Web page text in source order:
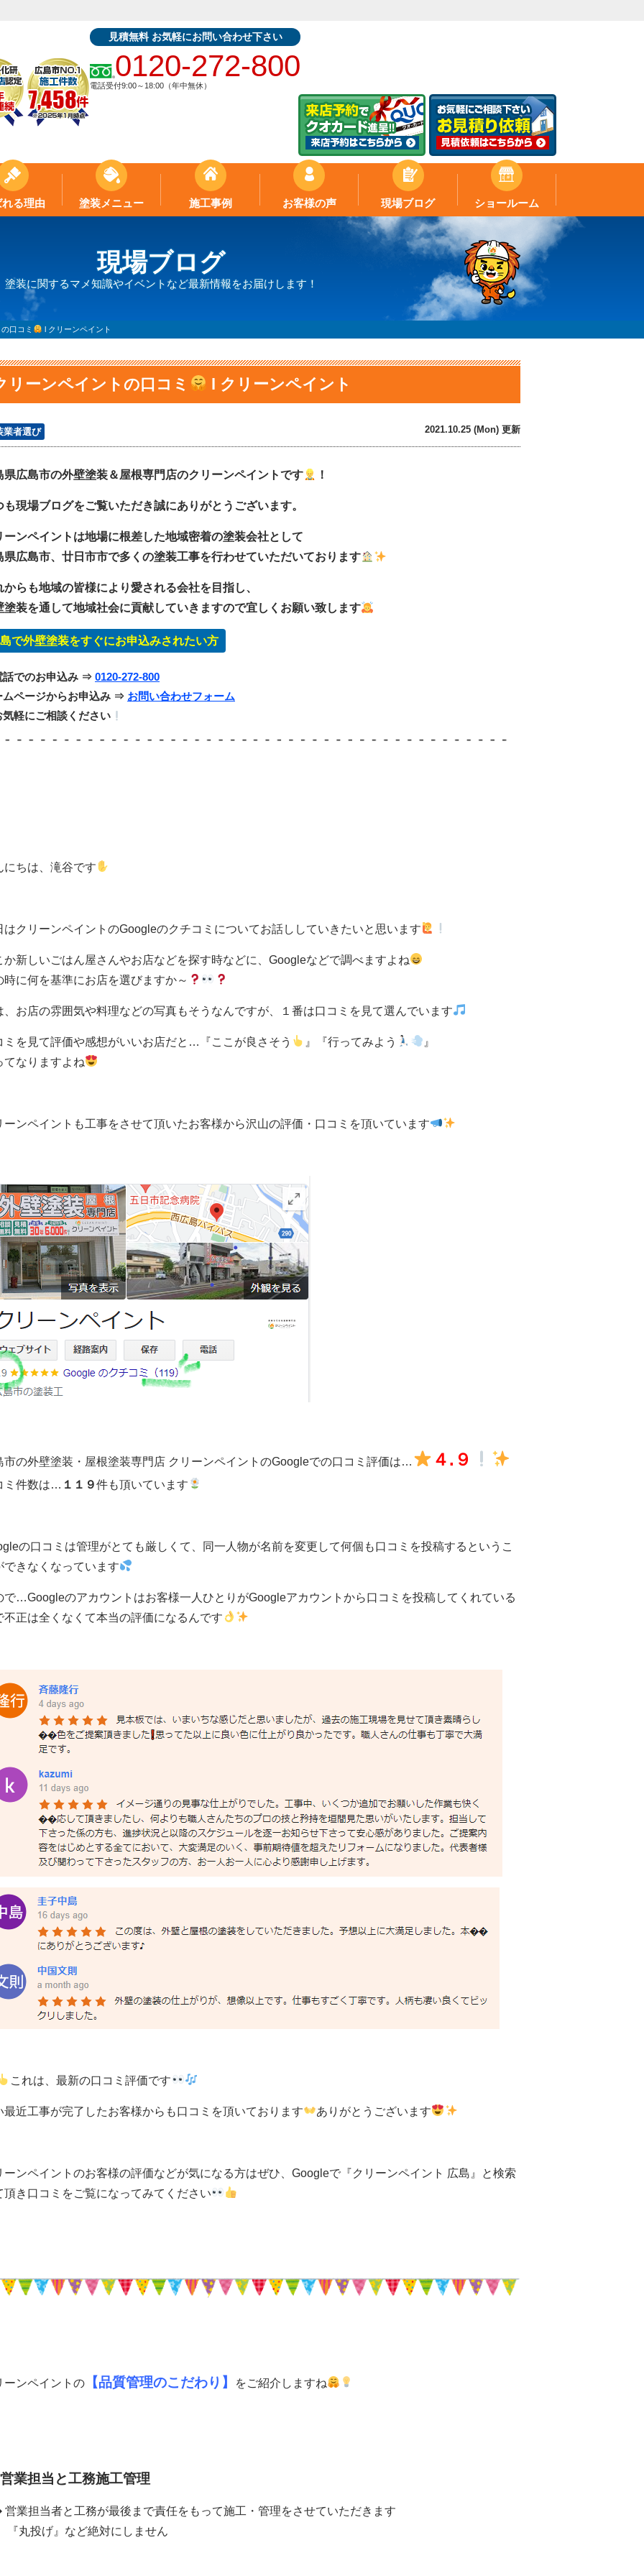
見積無料 お気軽にお問い合わせ下さい
0120-272-800
電話受付9:00～18:00（年中無休）
る理由 塗装メニュー 施工事例 お客様の声 現場ブログ ショールーム
現場ブログ
塗装に関するマメ知識やイベントなど最新情報をお届けします！
口コミ l クリーンペイント
リーンペイントの口コミ l クリーンペイント
業者選び 2021.10.25 (Mon) 更新
県広島市の外壁塗装＆屋根専門店のクリーンペイントです ！
も現場ブログをご覧いただき誠にありがとうございます。
ーンペイントは地場に根差した地域密着の塗装会社として
県広島市、廿日市市で多くの塗装工事を行わせていただいております
からも地域の皆様により愛される会社を目指し、
塗装を通して地域社会に貢献していきますので宜しくお願い致します
で外壁塗装をすぐにお申込みされたい方
話でのお申込み ⇒ 0120-272-800
ムページからお申込み ⇒ お問い合わせフォーム
軽にご相談ください
にちは、滝谷です
はクリーンペイントのGoogleのクチコミについてお話ししていきたいと思います
か新しいごはん屋さんやお店などを探す時などに、Googleなどで調べますよね
時に何を基準にお店を選びますか～
、お店の雰囲気や料理などの写真もそうなんですが、１番は口コミを見て選んでいます
ミを見て評価や感想がいいお店だと…『ここが良さそう 』『行ってみよう
』
なりますよね
ーンペイントも工事をさせて頂いたお客様から沢山の評価・口コミを頂いています
市の外壁塗装・屋根塗装専門店 クリーンペイントのGoogleでの口コミ評価は… ４.９
ミ件数は… １１９件も頂いています
の口コミは管理がとても厳しくて、同一人物が名前を変更して何個も口コミを投稿するというこ
できなくなっています
で…Googleのアカウントはお客様一人ひとりがGoogleアカウントから口コミを投稿してくれている
不正は全くなくて本当の評価になるんです
これは、最新の口コミ評価です
最近工事が完了したお客様からも口コミを頂いております ありがとうございます
ーンペイントのお客様の評価などが気になる方はぜひ、Googleで『クリーンペイント 広島』と検索
頂き口コミをご覧になってみてください
ーンペイントの 【品質管理のこだわり】 をご紹介しますね
業担当と工務施工管理
業担当者と工務が最後まで責任をもって施工・管理をさせていただきます
投げ』など絶対にしません